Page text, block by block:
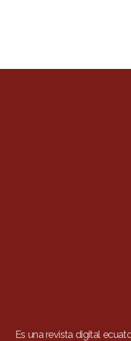
Es una revista digital